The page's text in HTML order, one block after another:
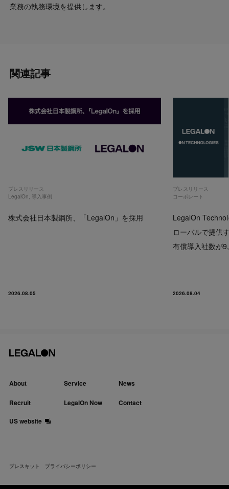
業務の執務環境を提供します。
関連記事
プレスリリース
LegalOn, 導入事例
株式会社日本製鋼所、「LegalOn」を採用
2026.08.05
プレスリリース
コーポレート
LegalOn
ローバルで提供
有償導入社数が
2026.08.04
About Service News
Recruit LegalOn Now
Contact
US website
プレスキット プライバシーポリシー